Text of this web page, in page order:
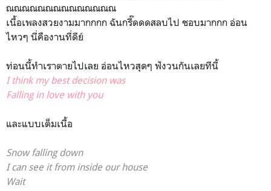
ณณณณณณณณณณณณณณ
เนื้อเพลงสวยงามมากกกก ฉันกรี๊ดดดสลบไป ชอบมากกก อ่อน
ไหวๆ นี่คืองานที่ดีย์
ท่อนนี้ทำเราตายไปเลย อ่อนไหวสุดๆ ฟังวนกันเลยทีนี้
I think my best decision was
Falling in love with you
และแบบเต็มเนื้อ
Snow falling down
I can see it from inside our house
Wait